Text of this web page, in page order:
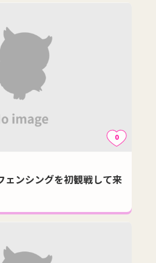
0
ェンシングを初観戦して来